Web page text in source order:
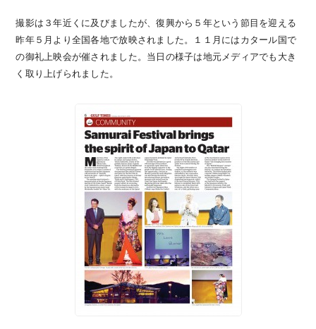
撮影は３年近くに及びましたが、復興から５年という節目を迎える
昨年５月より全国各地で放映されました。１１月にはカタール国で
の御礼上映会が催されました。当日の様子は地元メディアでも大き
く取り上げられました。